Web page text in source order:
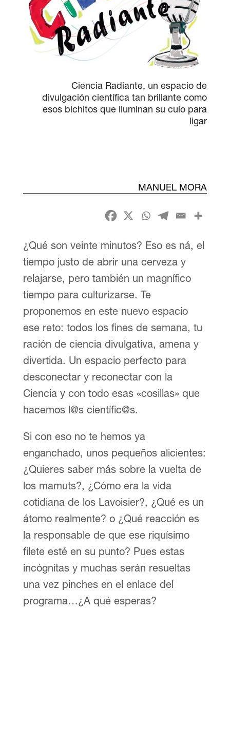
Ciencia Radiante, un espacio de
divulgación científica tan brillante como
esos bichitos que iluminan su culo para
ligar
MANUEL MORA
¿Qué son veinte minutos? Eso es ná, el
tiempo justo de abrir una cerveza y
relajarse, pero también un magnífico
tiempo para culturizarse. Te
proponemos en este nuevo espacio
ese reto: todos los fines de semana, tu
ración de ciencia divulgativa, amena y
divertida. Un espacio perfecto para
desconectar y reconectar con la
Ciencia y con todo esas «cosillas» que
hacemos l@s científic@s.
Si con eso no te hemos ya
enganchado, unos pequeños alicientes:
¿Quieres saber más sobre la vuelta de
los mamuts?, ¿Cómo era la vida
cotidiana de los Lavoisier?, ¿Qué es un
átomo realmente? o ¿Qué reacción es
la responsable de que ese riquísimo
filete esté en su punto? Pues estas
incógnitas y muchas serán resueltas
una vez pinches en el enlace del
programa…¿A qué esperas?